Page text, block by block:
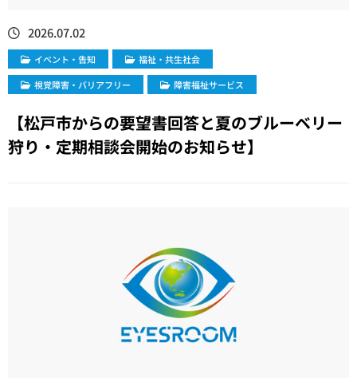
2026.07.02
イベント・告知
福祉・共生社会
視覚障害・バリアフリー
障害福祉サービス
【松戸市からの要望書回答と夏のブルーベリー
狩り・定期相談会開始のお知らせ】